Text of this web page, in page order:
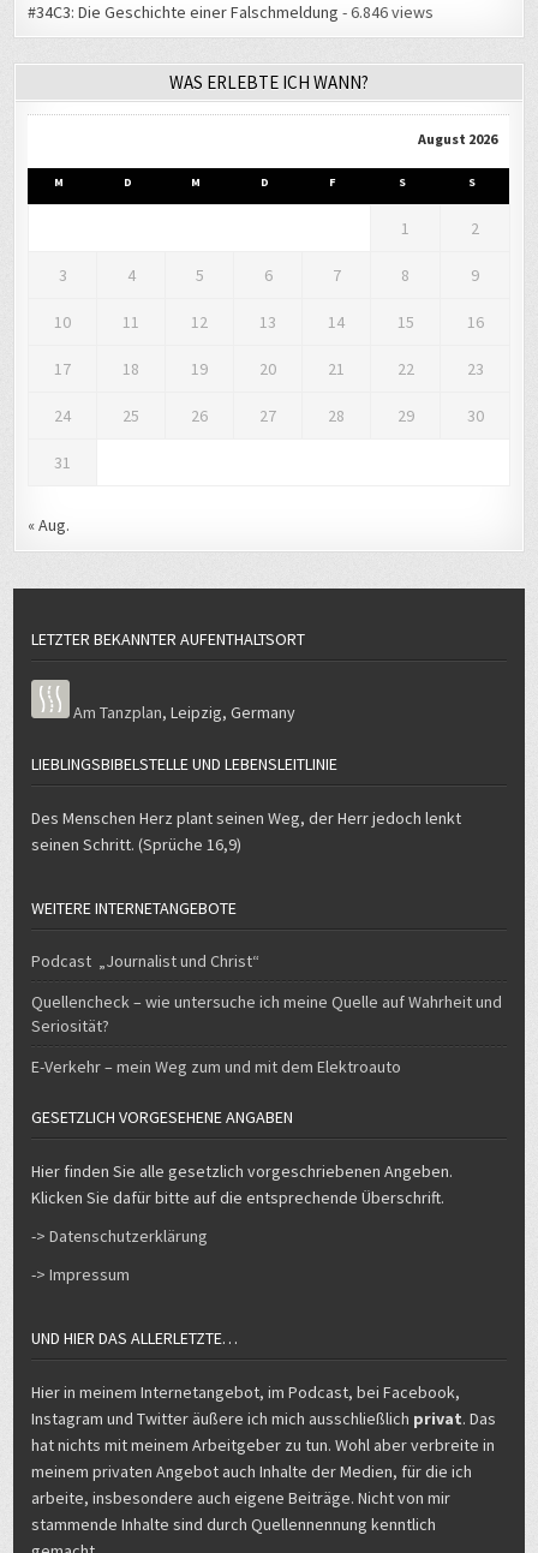
#34C3: Die Geschichte einer Falschmeldung - 6.846 views
WAS ERLEBTE ICH WANN?
August 2026
M D M D F S S
1 2
3 4 5 6 7 8 9
10 11 12 13 14 15 16
17 18 19 20 21 22 23
24 25 26 27 28 29 30
31
« Aug.
LETZTER BEKANNTER AUFENTHALTSORT
Am Tanzplan,Leipzig,Germany
LIEBLINGSBIBELSTELLE UND LEBENSLEITLINIE
Des Menschen Herz plant seinen Weg, der Herr jedoch lenkt
seinen Schritt. (Sprüche 16,9)
WEITERE INTERNETANGEBOTE
Podcast „Journalist und Christ“
Quellencheck – wie untersuche ich meine Quelle auf Wahrheit und
Seriosität?
E-Verkehr – mein Weg zum und mit dem Elektroauto
GESETZLICH VORGESEHENE ANGABEN
Hier finden Sie alle gesetzlich vorgeschriebenen Angeben.
Klicken Sie dafür bitte auf die entsprechende Überschrift.
-> Datenschutzerklärung
-> Impressum
UND HIER DAS ALLERLETZTE…
Hier in meinem Internetangebot, im Podcast, bei Facebook,
Instagram und Twitter äußere ich mich ausschließlich privat. Das
hat nichts mit meinem Arbeitgeber zu tun. Wohl aber verbreite in
meinem privaten Angebot auch Inhalte der Medien, für die ich
arbeite, insbesondere auch eigene Beiträge. Nicht von mir
stammende Inhalte sind durch Quellennennung kenntlich